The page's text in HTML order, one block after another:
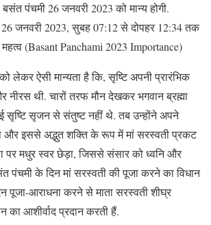
पंचमी 26 जनवरी 2023 को मान्य होगी.
जनवरी 2023, सुबह 07:12 से दोपहर 12:34 तक
महत्व (Basant Panchami 2023 Importance)
लेकर ऐसी मान्यता है कि, सृष्टि अपनी प्रारंभिक
थी. चारों तरफ मौन देखकर भगवान ब्रह्मा
सृष्टि सृजन से संतुष्ट नहीं थे. तब उन्होंने अपने
इससे अद्भुत शक्ति के रूप में मां सरस्वती प्रकट
पर मधुर स्वर छेड़ा, जिससे संसार को ध्वनि और
पंचमी के दिन मां सरस्वती की पूजा करने का विधान
पूजा-आराधना करने से माता सरस्वती शीघ्र
का आशीर्वाद प्रदान करती हैं.